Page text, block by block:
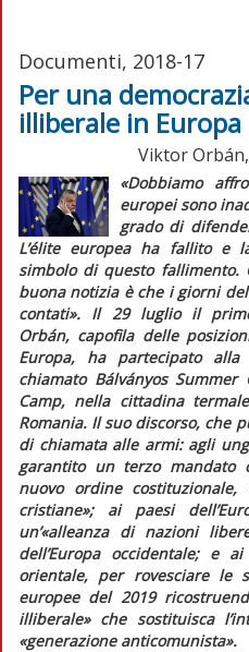
Documenti, 2018-17
Per una
illiberale in Europa
Viktor
«Dobbiamo
europei sono
grado di
L’éliteeuropea ha fallito e
simbolo di questo fallimento.
buona notizia è che i giorni
contati». Il 29 luglio il
Orbán, capofila delle
Europa, ha partecipato alla
chiamato Bálványos
Camp, nella cittadina
Romania. Il suo discorso, che
di chiamata alle armi: agli
garantito un terzo mandato
nuovo ordine
cristiane»;ai paesi
un’«alleanza di nazioni
dell’Europa occidentale; e
orientale, per rovesciare le
europee del 2019
illiberale» che sostituisca
«generazione anticomunista».